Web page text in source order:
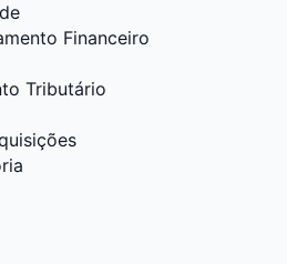
Financeiro
Tributário